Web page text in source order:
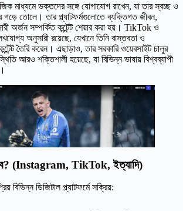
মাধ্যমে ভক্তদের সঙ্গে যোগাযোগ রাখেন, যা তার স্বচ্ছ ও
গড়ে তোলে। তার প্ল্যাটফর্মগুলোতে ব্যক্তিগত জীবন,
অর্জন সম্পর্কিত কন্টেন্ট শেয়ার করা হয়। TikTok ও
অনুসারী রয়েছে, যেখানে তিনি বাস্তবতা ও
তৈরি করেন। এছাড়াও, তার সরকারি ওয়েবসাইট চালুর
আরও শক্তিশালী হয়েছে, যা বিভিন্ন ভাষায় বিশ্বব্যাপী
(Instagram, TikTok, ইত্যাদি)
ডিজিটাল প্ল্যাটফর্মে সক্রিয়: